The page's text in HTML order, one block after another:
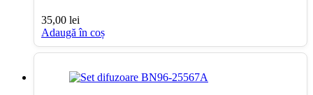
35,00 lei
Adaugă în coș